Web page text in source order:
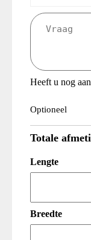
Vraag
(Vereist)
Heeft u nog
Optioneel
Totale
Lengte
Breedte